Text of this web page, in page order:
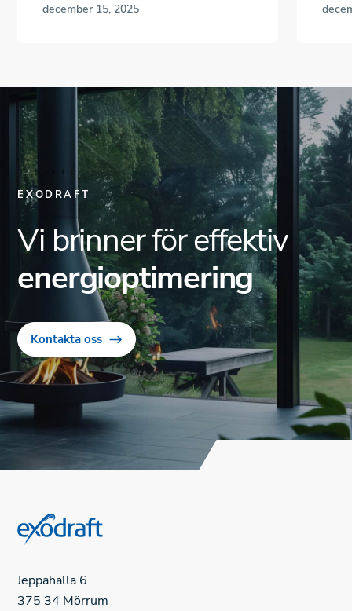
december 15, 2025
EXODRAFT
Vi brinner för effektiv
energioptimering
Kontakta oss
Jeppahalla 6
375 34 Mörrum